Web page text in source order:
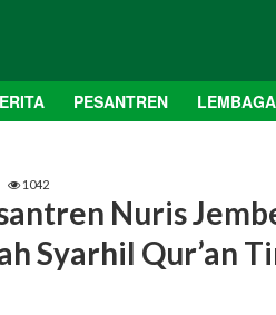
PESANTREN LEMBAGA
1042
Nuris
Syarhil Qur’an